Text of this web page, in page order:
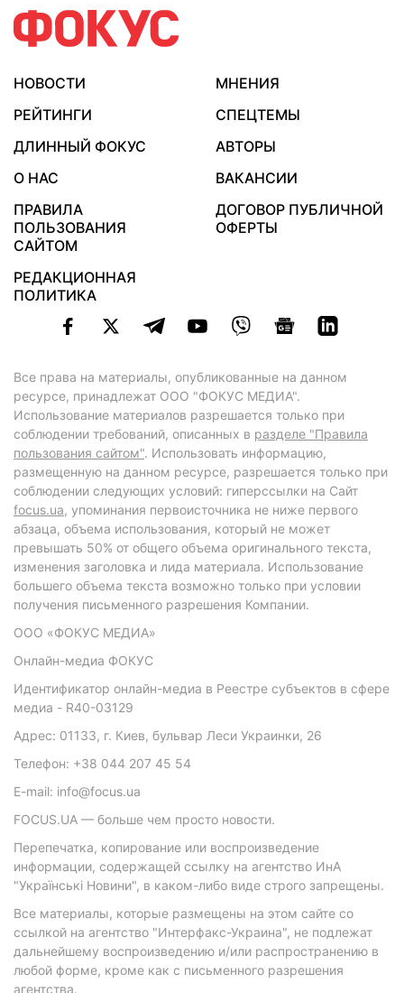
НОВОСТИ
МНЕНИЯ
РЕЙТИНГИ
СПЕЦТЕМЫ
ДЛИННЫЙ ФОКУС
АВТОРЫ
О НАС
ВАКАНСИИ
ПРАВИЛА
ПОЛЬЗОВАНИЯ
САЙТОМ
ДОГОВОР ПУБЛИЧНОЙ
ОФЕРТЫ
РЕДАКЦИОННАЯ
ПОЛИТИКА
Все права на материалы, опубликованные на данном
ресурсе, принадлежат ООО "ФОКУС МЕДИА".
Использование материалов разрешается только при
соблюдении требований, описанных в разделе "Правила
пользования сайтом". Использовать информацию,
размещенную на данном ресурсе, разрешается только при
соблюдении следующих условий: гиперссылки на Сайт
focus.ua, упоминания первоисточника не ниже первого
абзаца, объема использования, который не может
превышать 50% от общего объема оригинального текста,
изменения заголовка и лида материала. Использование
большего объема текста возможно только при условии
получения письменного разрешения Компании.
ООО «ФОКУС МЕДИА»
Онлайн-медиа ФОКУС
Идентификатор онлайн-медиа в Реестре субъектов в сфере
медиа - R40-03129
Адрес: 01133, г. Киев, бульвар Леси Украинки, 26
Телефон: +38 044 207 45 54
E-mail: info@focus.ua
FOCUS.UA — больше чем просто новости.
Перепечатка, копирование или воспроизведение
информации, содержащей ссылку на агентство ИнА
"Українські Новини", в каком-либо виде строго запрещены.
Все материалы, которые размещены на этом сайте со
ссылкой на агентство "Интерфакс-Украина", не подлежат
дальнейшему воспроизведению и/или распространению в
любой форме, кроме как с письменного разрешения
агентства.